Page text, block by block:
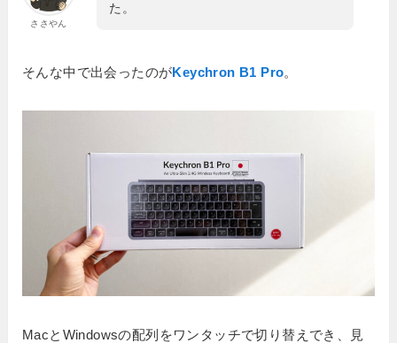
ささやん
た。
そんな中で出会ったのがKeychron B1 Pro。
MacとWindowsの配列をワンタッチで切り替えでき、見